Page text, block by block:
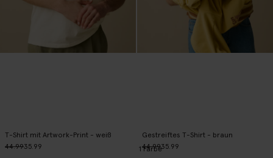
T-Shirt mit Artwork-Print - weiß
44.9935.99
Gestreiftes T-Shirt - braun
44.9935.99
1Farbe